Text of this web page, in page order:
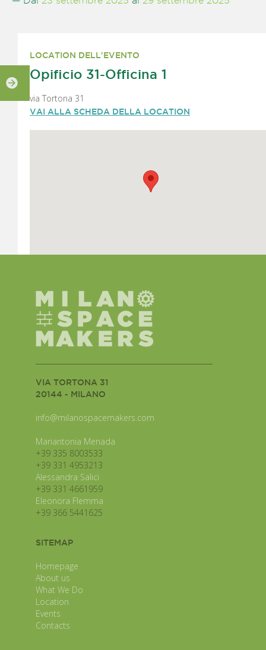
LOCATION DELL'EVENTO
Opificio 31-Officina 1
via Tortona 31
VAI ALLA SCHEDA DELLA LOCATION
VIA TORTONA 31
20144 - MILANO
info@milanospacemakers.com
Mariantonia Menada
+39 335 8003533
+39 331 4953213
Alessandra Salici
+39 331 4661959
Eleonora Flemma
+39 366 5441625
SITEMAP
Homepage
About us
What We Do
Location
Events
Contacts